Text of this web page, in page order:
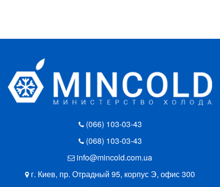
(066) 103-03-43
(068) 103-03-43
info@mincold.com.ua
г. Киев, пр. Отрадный 95, корпус Э, офис 300